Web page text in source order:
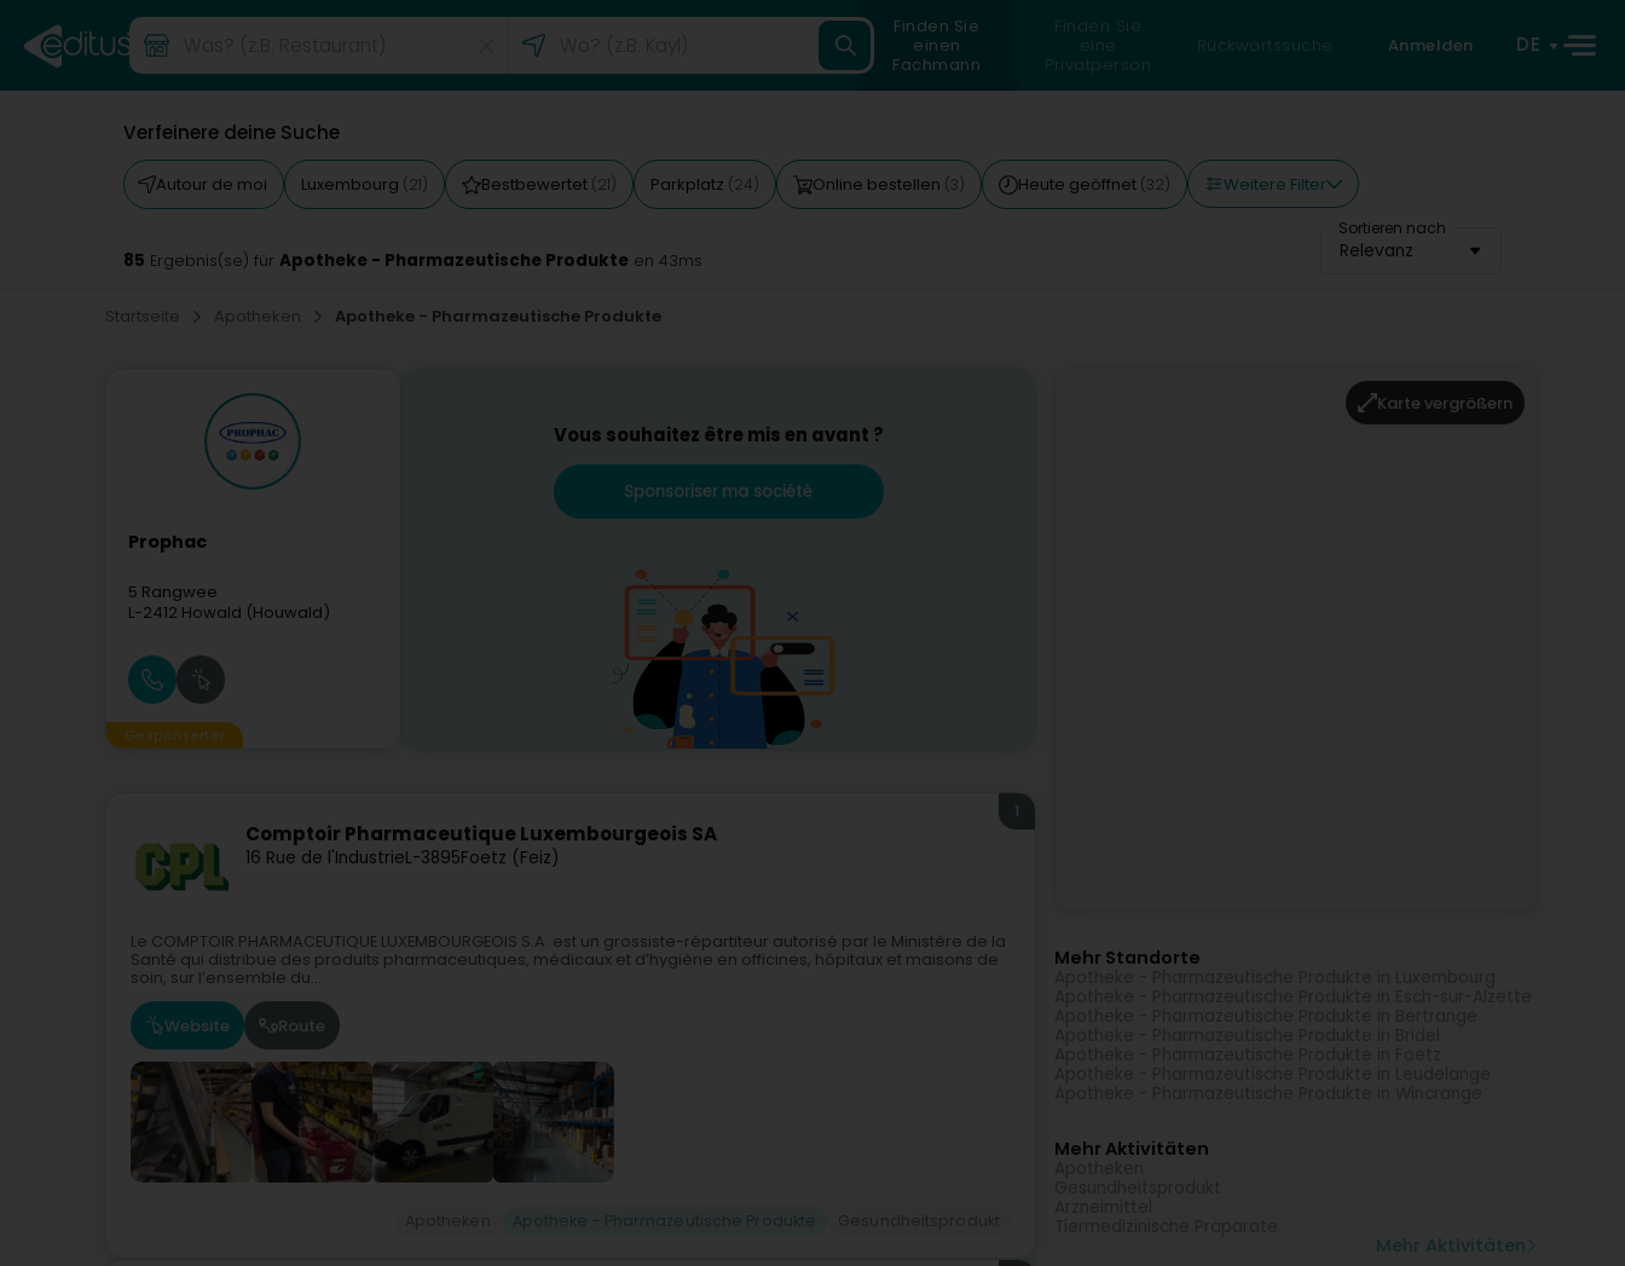
Finden Sie
einen
Fachmann
Finden Sie
eine
Privatperson
Rückwärtssuche Anmelden DE
Verfeinere deine Suche
Autour de moi Luxembourg (21) Bestbewertet (21) Parkplatz (24) Online bestellen (3) Heute geöffnet (32) Weitere Filter
Sortieren nach
Relevanz
85 Ergebnis(se) für Apotheke - Pharmazeutische Produkte en 43ms
Startseite Apotheken Apotheke - Pharmazeutische Produkte
Prophac
5 Rangwee
L-2412 Howald (Houwald)
Gesponserter
Vous souhaitez être mis en avant ?
Sponsoriser ma société
Comptoir Pharmaceutique Luxembourgeois SA
16 Rue de l'IndustrieL-3895Foetz (Feiz)
1
Le COMPTOIR PHARMACEUTIQUE LUXEMBOURGEOIS S.A. est un grossiste-répartiteur autorisé par le Ministère de la
Santé qui distribue des produits pharmaceutiques, médicaux et d’hygiène en officines, hôpitaux et maisons de
soin, sur l’ensemble du...
Website Route
Karte vergrößern
Mehr Standorte
Mehr Aktivitäten
Mehr Aktivitäten